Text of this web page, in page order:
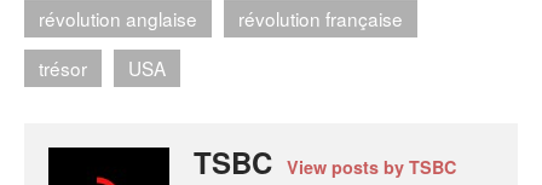
révolution anglaise
révolution française
trésor
USA
TSBC View posts by TSBC